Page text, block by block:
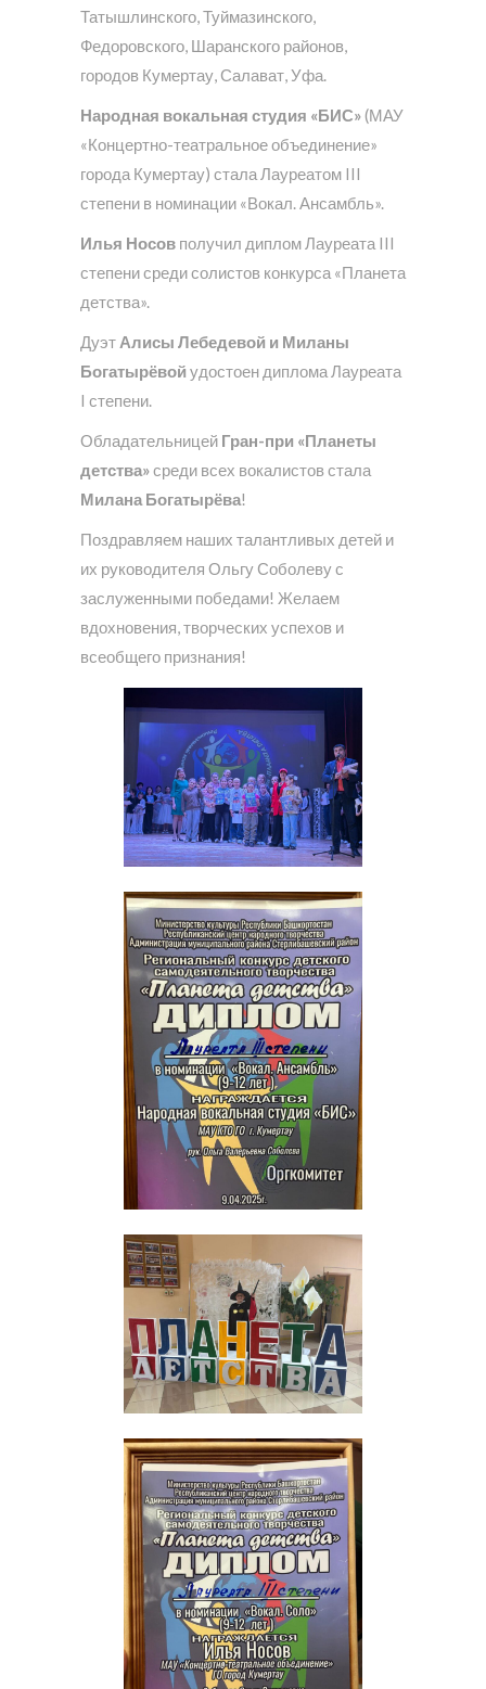
Татышлинского, Туймазинского,
Федоровского, Шаранского районов,
городов Кумертау, Салават, Уфа.
Народная вокальная студия «БИС»(МАУ
«Концертно-театральное объединение»
города Кумертау) стала Лауреатом III
степени в номинации «Вокал. Ансамбль».
Илья Носов получил диплом Лауреата III
степени среди солистов конкурса «Планета
детства».
Дуэт Алисы Лебедевой и Миланы
Богатырёвой удостоен диплома Лауреата
I степени.
Обладательницей Гран-при «Планеты
детства»среди всех вокалистов стала
Милана Богатырёва!
Поздравляем наших талантливых детей и
их руководителя Ольгу Соболеву с
заслуженными победами! Желаем
вдохновения, творческих успехов и
всеобщего признания!